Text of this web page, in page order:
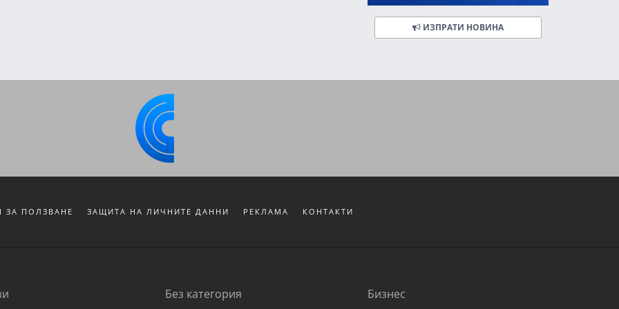
ИЗПРАТИ НОВИНА
ЗА ПОЛЗВАНЕ ЗАЩИТА НА ЛИЧНИТЕ ДАННИ РЕКЛАМА КОНТАКТИ
Без категория Бизнес